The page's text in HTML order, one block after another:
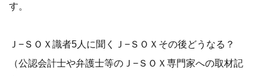
す。
Ｊ−ＳＯＸ識者5人に聞くＪ−ＳＯＸその後どうなる？
（公認会計士や弁護士等のＪ−ＳＯＸ専門家への取材記